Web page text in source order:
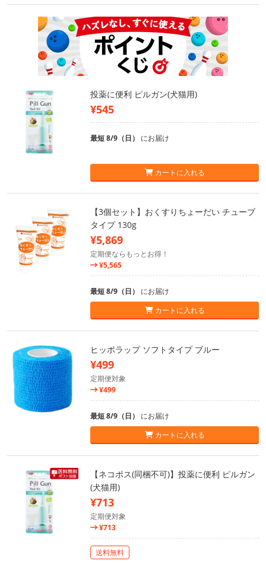
投薬に便利 ピルガン(犬猫用)
¥545
最短 8/9（日） にお届け
カートに入れる
【3個セット】おくすりちょーだい チューブ
タイプ 130g
¥5,869
定期便ならもっとお得！
¥5,565
最短 8/9（日） にお届け
カートに入れる
ヒッポラップ ソフトタイプ ブルー
¥499
定期便対象
¥499
最短 8/9（日） にお届け
カートに入れる
【ネコポス(同梱不可)】投薬に便利 ピルガン
(犬猫用)
¥713
定期便対象
¥713
送料無料